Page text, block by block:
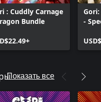
: Cuddly Carnage
Bundle
-
Показать все